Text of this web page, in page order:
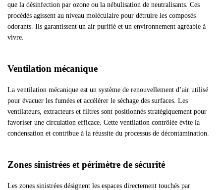
que la désinfection par ozone ou la nébulisation de neutralisants. Ces
procédés agissent au niveau moléculaire pour détruire les composés
odorants. Ils garantissent un air purifié et un environnement agréable à
vivre.
Ventilation mécanique
La ventilation mécanique est un système de renouvellement d’air utilisé
pour évacuer les fumées et accélérer le séchage des surfaces. Les
ventilateurs, extracteurs et filtres sont positionnés stratégiquement pour
favoriser une circulation efficace. Cette ventilation contrôlée évite la
condensation et contribue à la réussite du processus de décontamination.
Zones sinistrées et périmètre de sécurité
Les zones sinistrées désignent les espaces directement touchés par